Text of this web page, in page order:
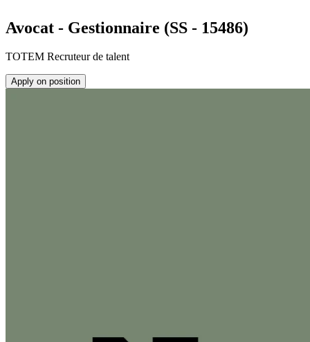
Avocat - Gestionnaire (SS - 15486)
TOTEM Recruteur de talent
Apply on position